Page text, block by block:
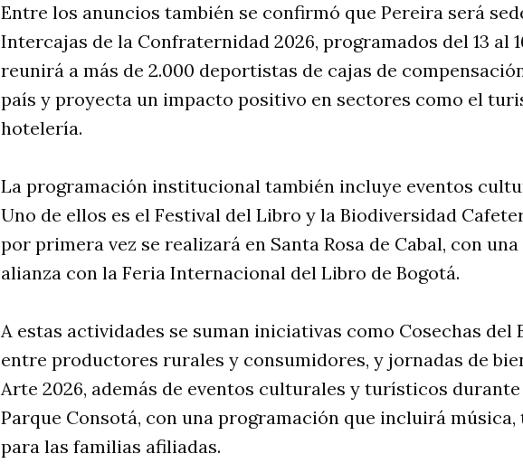
Entre los anuncios también se confirmó que Pereira será
Intercajas de la Confraternidad 2026, programados del 13 al
reunirá a más de 2.000 deportistas de cajas de
país y proyecta un impacto positivo en sectores como el
hotelería.
La programación institucional también incluye eventos
Uno de ellos es el Festival del Libro y la Biodiversidad
por primera vez se realizará en Santa Rosa de Cabal, con
alianza con la Feria Internacional del Libro de Bogotá.
A estas actividades se suman iniciativas como Cosechas del
entre productores rurales y consumidores, y jornadas de
Arte 2026, además de eventos culturales y turísticos durante
Parque Consotá, con una programación que incluirá
para las familias afiliadas.